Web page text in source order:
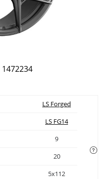
1472234
LS Forged
LS FG14
9
20
5x112